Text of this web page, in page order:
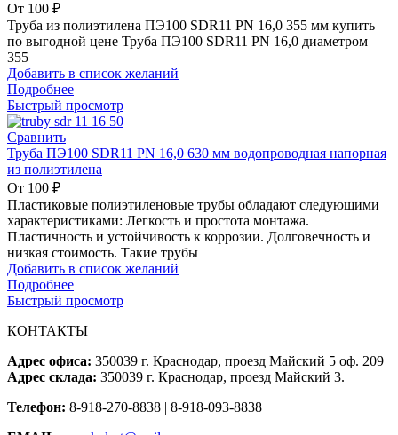
От 100 ₽
Труба из полиэтилена ПЭ100 SDR11 PN 16,0 355 мм купить
по выгодной цене Труба ПЭ100 SDR11 PN 16,0 диаметром
355
Добавить в список желаний
Подробнее
Быстрый просмотр
Сравнить
Труба ПЭ100 SDR11 PN 16,0 630 мм водопроводная напорная
из полиэтилена
От 100 ₽
Пластиковые полиэтиленовые трубы обладают следующими
характеристиками: Легкость и простота монтажа.
Пластичность и устойчивость к коррозии. Долговечность и
низкая стоимость. Такие трубы
Добавить в список желаний
Подробнее
Быстрый просмотр
КОНТАКТЫ
Адрес офиса: 350039 г. Краснодар, проезд Майский 5 оф. 209
Адрес склада: 350039 г. Краснодар, проезд Майский 3.
Телефон: 8-918-270-8838 | 8-918-093-8838